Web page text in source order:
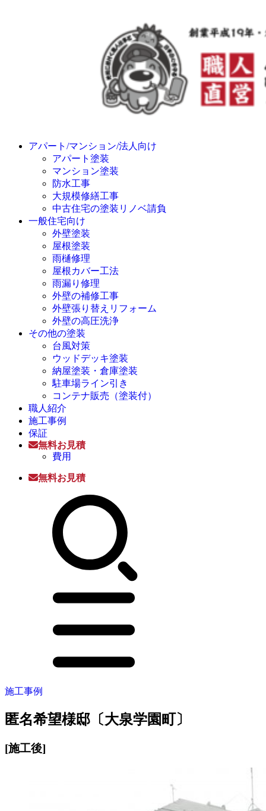
アパート/マンション/法人向け
アパート塗装
マンション塗装
防水工事
大規模修繕工事
中古住宅の塗装リノベ請負
一般住宅向け
外壁塗装
屋根塗装
雨樋修理
屋根カバー工法
雨漏り修理
外壁の補修工事
外壁張り替えリフォーム
外壁の高圧洗浄
その他の塗装
台風対策
ウッドデッキ塗装
納屋塗装・倉庫塗装
駐車場ライン引き
コンテナ販売（塗装付）
職人紹介
施工事例
保証
無料お見積
費用
無料お見積
施工事例
匿名希望様邸〔大泉学園町〕
[施工後]